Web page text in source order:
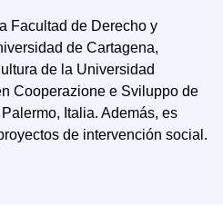
Facultad de Derecho y
de Cartagena,
de la Universidad
Cooperazione e Sviluppo de
Italia. Además, es
de intervención social.